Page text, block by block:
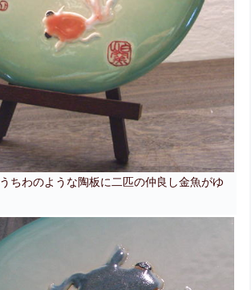
うちわのような陶板に二匹の仲良し金魚がゆ